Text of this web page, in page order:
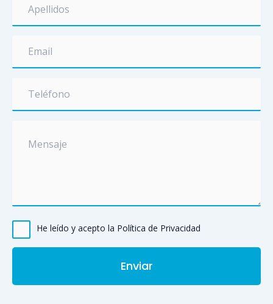
He leído y acepto la Política de Privacidad